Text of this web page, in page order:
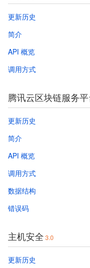
更新历史
简介
API 概览
调用方式
更新历史
简介
API 概览
调用方式
数据结构
错误码
主机安全 3.0
更新历史